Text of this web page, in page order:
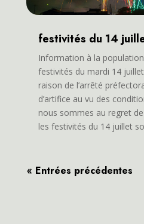
festivités du 14
Information à la
festivités du mardi 14
raison de l’arrêté
d’artifice au vu des
nous sommes au regret
les festivités du 14 juillet
« Entrées précédentes